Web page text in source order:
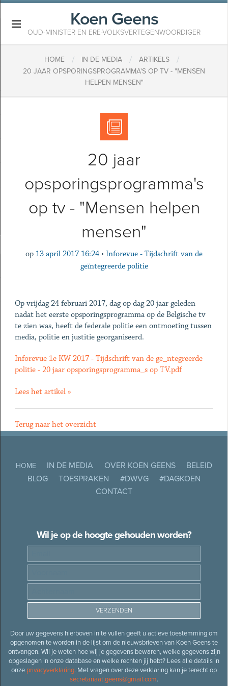
Koen Geens
OUD-MINISTER EN ERE-VOLKSVERTEGENWOORDIGER
HOME / IN DE MEDIA / ARTIKELS /
20 JAAR OPSPORINGSPROGRAMMA'S OP TV - "MENSEN
HELPEN MENSEN"
20 jaar
opsporingsprogramma's
op tv - "Mensen helpen
mensen"
op 13 april 2017 16:24 • Inforevue - Tijdschrift van de
geïntegreerde politie
Op vrijdag 24 februari 2017, dag op dag 20 jaar geleden
nadat het eerste opsporingsprogramma op de Belgische tv
te zien was, heeft de federale politie een ontmoeting tussen
media, politie en justitie georganiseerd.
Inforevue 1e KW 2017 - Tijdschrift van de ge_ntegreerde
politie - 20 jaar opsporingsprogramma_s op TV.pdf
Lees het artikel »
Terug naar het overzicht
HOME IN DE MEDIA OVER KOEN GEENS
BELEID
BLOG
TOESPRAKEN #DWVG
#DAGKOEN
CONTACT
Wil je op de hoogte gehouden worden?
Door uw gegevens hierboven in te vullen geeft u actieve toestemming om
opgenomen te worden in de lijst om de nieuwsbrieven van Koen Geens te
ontvangen. Wil je weten hoe wij je gegevens bewaren, welke gegevens zijn
opgeslagen in onze database en welke rechten jij hebt? Lees alle details in
onze privacyverklaring. Met vragen over deze verklaring kan je terecht op
secretariaat.geens@gmail.com.